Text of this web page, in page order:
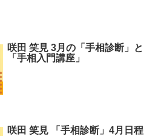
咲田 笑見 3月の「手相診断」と
「手相入門講座」
咲田 笑見 「手相診断」4月日程